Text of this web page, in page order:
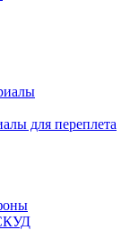
для переплета